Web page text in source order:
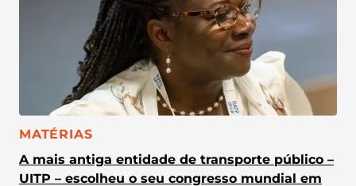
CATEGORIA:
MATÉRIAS
A mais antiga entidade de transporte público –
UITP – escolheu o seu congresso mundial em